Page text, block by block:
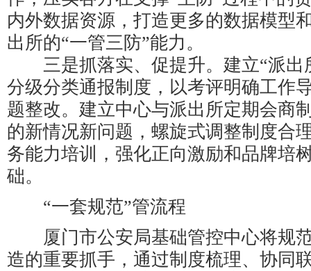
内外数据资源，打造更多的数据模型
出所的“一管三防”能力。
三是抓落实、促提升。建立“派出
分级分类通报制度，以考评明确工作
题整改。建立中心与派出所定期会商
的新情况新问题，螺旋式调整制度合
务能力培训，强化正向激励和品牌培
础。
“一套规范”管流程
厦门市公安局基础管控中心将规
造的重要抓手，通过制度梳理、协同